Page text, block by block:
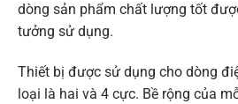
dòng sản phẩm chất lượng tốt
tưởng sử dụng.
Thiết bị được sử dụng cho dòng
loại là hai và 4 cực. Bề rộng của